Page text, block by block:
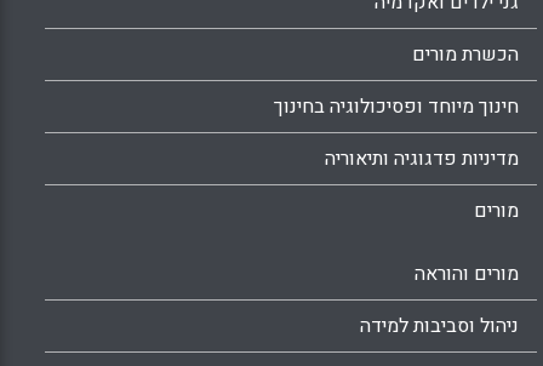
הכשרת מורים
חינוך מיוחד ופסיכולוגיה בחינוך
מדיניות פדגוגיה ותיאוריה
מורים
מורים והוראה
ניהול וסביבות למידה